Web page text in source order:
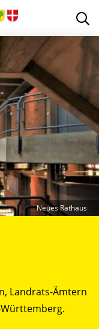
Landrats-Ämtern
Neues Rathaus